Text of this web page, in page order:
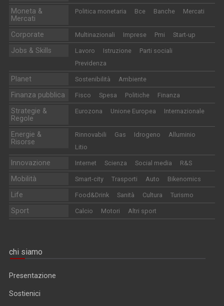
Moneta &
Mercati
Politica monetaria Bce Banche Mercati
Corporate Multinazionali Imprese Pmi Start-up
Jobs & Skills Lavoro Istruzione
Parti sociali
Previdenza
Planet Sostenibilità Ambiente
Finanza pubblica Fisco Spesa Politiche Finanza
Strategie &
Regole
Eurozona Unione Europea Internazionale
Energie &
Risorse
Rinnovabili Gas Idrogeno
Alluminio
Litio
Innovazione Internet Scienza Social media R&S
Mobilità Smart-city Trasporti Auto Bikenomics
Life Food&Drink Sanità Cultura Turismo
Sport Calcio Motori Altri sport
chi siamo
Presentazione
Sostienici